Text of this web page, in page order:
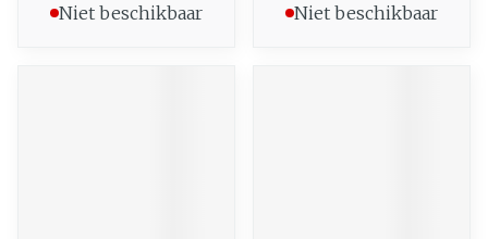
Niet beschikbaar Niet beschikbaar